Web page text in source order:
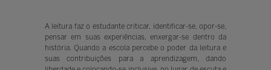
A leitura faz o estudante criticar, identificar-se, opor-se,
pensar em suas experiências, enxergar-se dentro da
história. Quando a escola percebe o poder da leitura e
suas contribuições para a aprendizagem, dando